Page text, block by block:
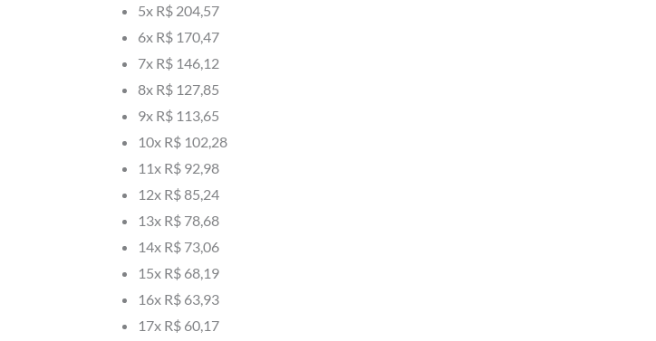
5x R$ 204,57
6x R$ 170,47
7x R$ 146,12
8x R$ 127,85
9x R$ 113,65
10x R$ 102,28
11x R$ 92,98
12x R$ 85,24
13x R$ 78,68
14x R$ 73,06
15x R$ 68,19
16x R$ 63,93
17x R$ 60,17